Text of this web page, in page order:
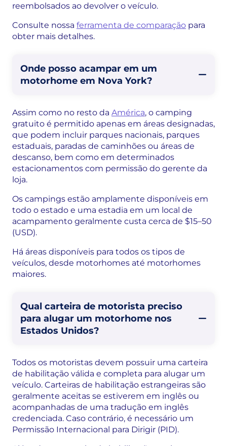
reembolsados ao devolver o veículo.
Consulte nossa ferramenta de comparação para
obter mais detalhes.
Onde posso acampar em um
motorhome em Nova York?
Assim como no resto da América, o camping
gratuito é permitido apenas em áreas designadas,
que podem incluir parques nacionais, parques
estaduais, paradas de caminhões ou áreas de
descanso, bem como em determinados
estacionamentos com permissão do gerente da
loja.
Os campings estão amplamente disponíveis em
todo o estado e uma estadia em um local de
acampamento geralmente custa cerca de $15–50
(USD).
Há áreas disponíveis para todos os tipos de
veículos, desde motorhomes até motorhomes
maiores.
Qual carteira de motorista preciso
para alugar um motorhome nos
Estados Unidos?
Todos os motoristas devem possuir uma carteira
de habilitação válida e completa para alugar um
veículo. Carteiras de habilitação estrangeiras são
geralmente aceitas se estiverem em inglês ou
acompanhadas de uma tradução em inglês
credenciada. Caso contrário, é necessário um
Permissão Internacional para Dirigir (PID).